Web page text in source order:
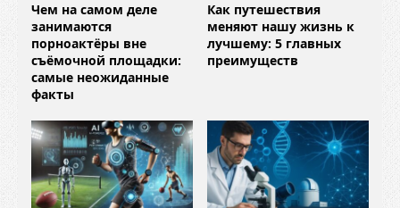
Чем на самом деле
занимаются
порноактёры вне
съёмочной площадки:
самые неожиданные
факты
Как путешествия
меняют нашу жизнь к
лучшему: 5 главных
преимуществ